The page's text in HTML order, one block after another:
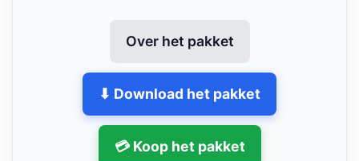
Over het pakket
⬇ Download het pakket
💳 Koop het pakket